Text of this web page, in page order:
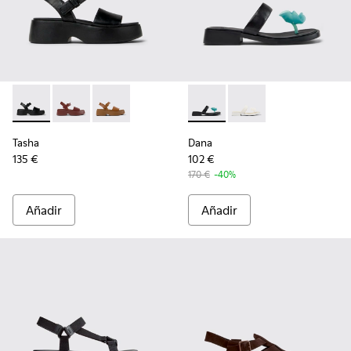
Tasha - K201659-006 - Sandalias de piel negras para mujer
Tasha - K201659-012
Tasha - K201659-011 - Sandalias de piel
Tasha
135 €
Añadir
Dana - K201892-001 -
Dana - K201892-003
Dana
102 €
170 € -40%
Añadir